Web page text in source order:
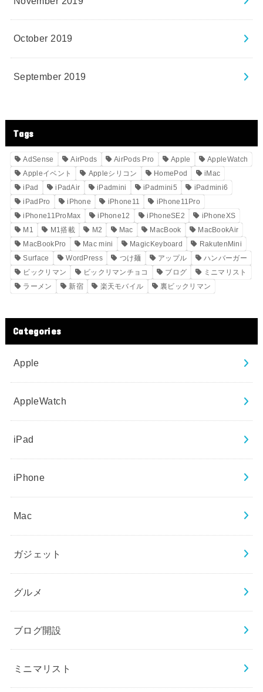
October 2019
September 2019
Tags
AdSense AirPods AirPods Pro Apple
AppleWatch
Appleイベント
Appleシリコン HomePod
iMac
iPad
iPadAir iPadmini iPadmini5
iPadmini6
iPadPro
iPhone iPhone11
iPhone11Pro
iPhone11ProMax
iPhone12 iPhoneSE2
iPhoneXS
M1
M1搭載 M2 Mac MacBook
MacBookAir
MacBookPro
Mac mini MagicKeyboard
RakutenMini
Surface
WordPress つけ麺 アップル
ハンバーガー
ビックリマン
ビックリマンチョコ ブログ
ミニマリスト
ラーメン
新宿 楽天モバイル 裏ビックリマン
Categories
Apple
AppleWatch
iPad
iPhone
Mac
ガジェット
グルメ
ブログ開設
ミニマリスト